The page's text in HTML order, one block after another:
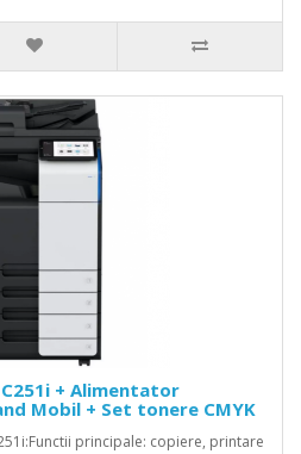
+ Alimentator
Mobil + Set tonere CMYK
principale: copiere, printare